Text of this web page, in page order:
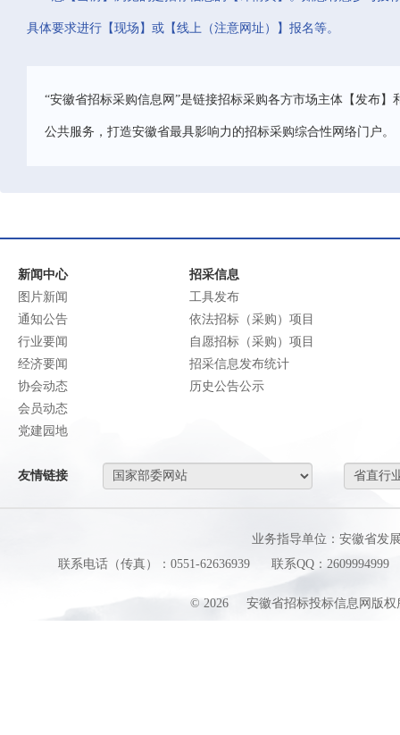
具体要求进行【现场】或【线上（注意网址）】报名等。
“安徽省招标采购信息网”是链接招标采购各方市场主体【发布
公共服务，打造安徽省最具影响力的招标采购综合性网络门户。
新闻中心
图片新闻
通知公告
行业要闻
经济要闻
协会动态
会员动态
党建园地
招采信息
工具发布
依法招标（采购）项目
自愿招标（采购）项目
招采信息发布统计
历史公告公示
友情链接
业务指导单位：安徽省发
联系电话（传真）：0551-62636939
联系QQ：2609994999
© 2026 安徽省招标投标信息网版